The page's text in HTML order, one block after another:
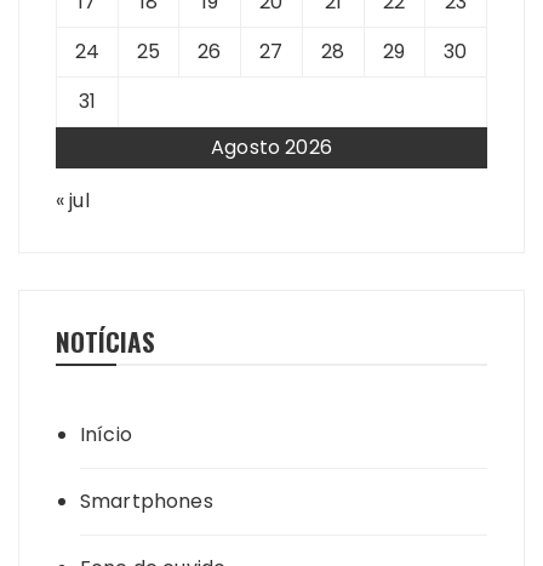
Agosto 2026
24
25 26 27 28 29
30
31
« jul
NOTÍCIAS
Início
Smartphones